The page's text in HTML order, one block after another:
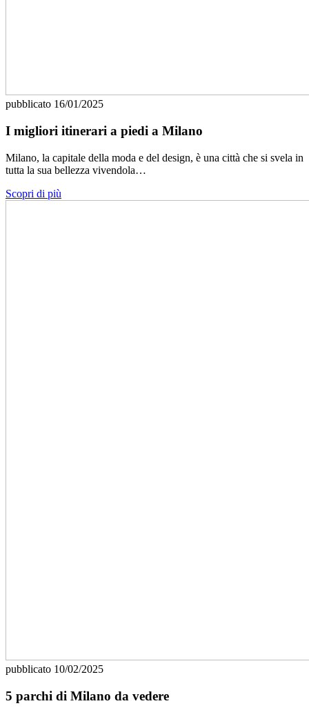
pubblicato 16/01/2025
I migliori itinerari a piedi a Milano
Milano, la capitale della moda e del design, è una città che si svela in
tutta la sua bellezza vivendola…
Scopri di più
pubblicato 10/02/2025
5 parchi di Milano da vedere